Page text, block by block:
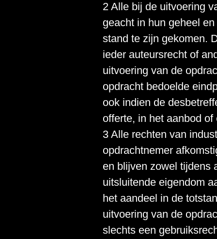
2 Alle bij de uitvoering
geacht in hun geheel
stand te zijn gekomen.
ieder auteursrecht of
uitvoering van de
opdracht bedoelde
ook indien de
offerte, in het aanbod
3 Alle rechten van
opdrachtnemer
en blijven zowel tijdens
uitsluitende eigendom
het aandeel in de
uitvoering van de
slechts een